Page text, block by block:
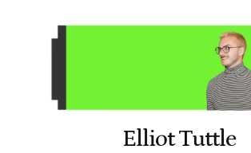
Elliot Tuttle